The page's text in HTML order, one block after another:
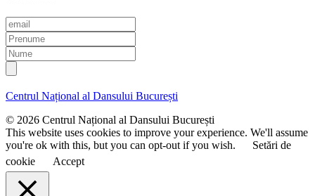
E
m
a
i
l
P
r
e
n
m
N
u
m
e
Centrul Național al Dansului București
© 2026 Centrul Național al Dansului București
This website uses cookies to improve your experience. We'll assume
you're ok with this, but you can opt-out if you wish.
Setări de
cookie
Accept